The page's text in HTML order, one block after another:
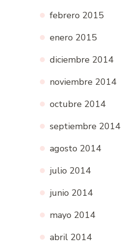
febrero 2015
enero 2015
diciembre 2014
noviembre 2014
octubre 2014
septiembre 2014
agosto 2014
julio 2014
junio 2014
mayo 2014
abril 2014